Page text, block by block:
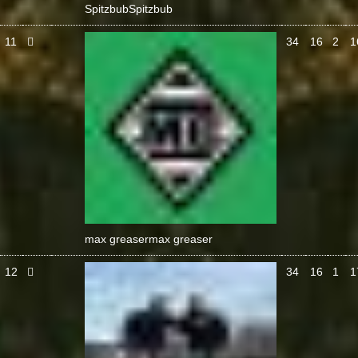
SpitzbubSpitzbub
11
max greasermax greaser
34 16 2
12 34 16 1